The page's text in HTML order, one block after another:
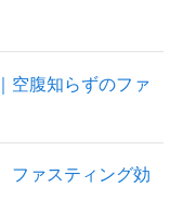
空腹知らずのファ
ファスティング効